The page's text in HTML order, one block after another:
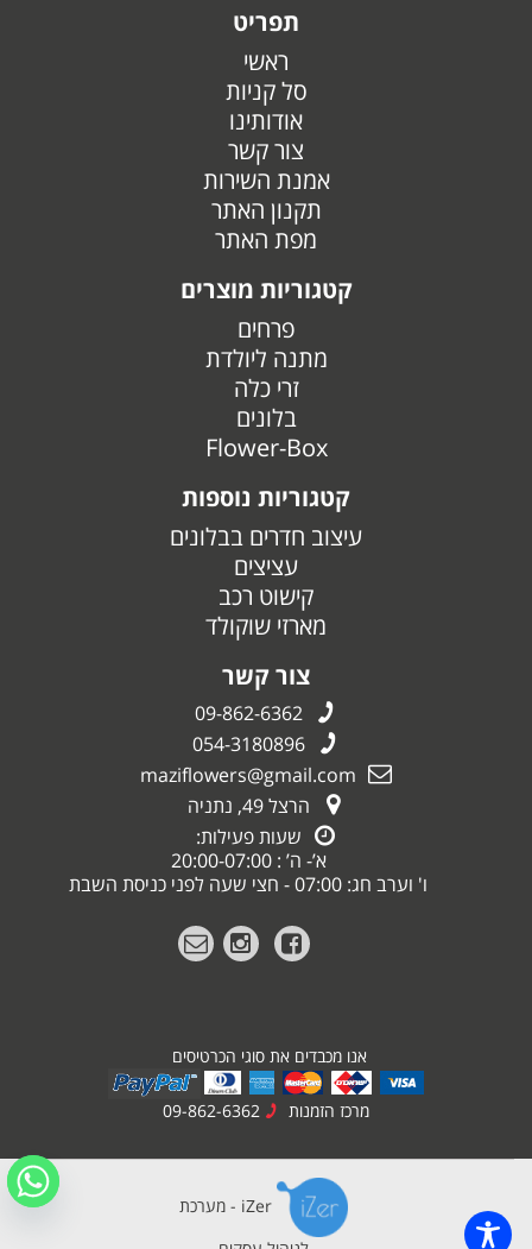
תפריט
ראשי
סל קניות
אודותינו
צור קשר
אמנת השירות
תקנון האתר
מפת האתר
קטגוריות מוצרים
פרחים
מתנה ליולדת
זרי כלה
בלונים
Flower-Box
קטגוריות נוספות
עיצוב חדרים בבלונים
עציצים
קישוט רכב
מארזי שוקולד
צור קשר
09-862-6362
054-3180896
maziflowers@gmail.com
הרצל 49, נתניה
שעות פעילות:
א’- ה’ : 20:00-07:00
ו' וערב חג: 07:00 - חצי שעה לפני כניסת השבת
אנו מכבדים את סוגי הכרטיסים
מרכז הזמנות
iZer - מערכת